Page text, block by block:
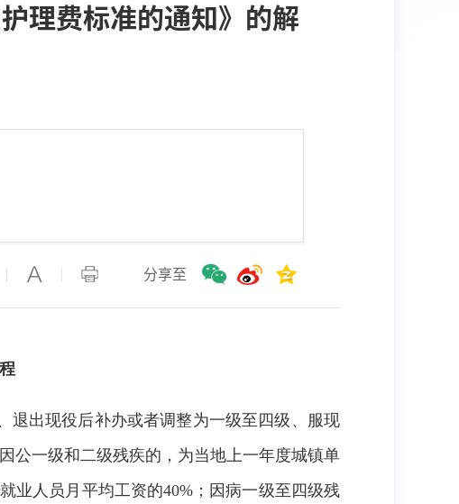
理费标准的通知》的解
分享至
退出现役后补办或者调整为一级至四级、服现
公一级和二级残疾的，为当地上一年度城镇单
业人员月平均工资的40%；因病一级至四级残